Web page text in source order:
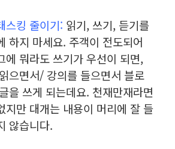
스킹 줄이기: 읽기, 쓰기, 듣기를
하지 마세요. 주객이 전도되어
에 뭐라도 쓰기가 우선이 되면,
으면서/ 강의를 들으면서 블로
을 쓰게 되는데요. 천재만재라면
지만 대개는 내용이 머리에 잘 들
않습니다.